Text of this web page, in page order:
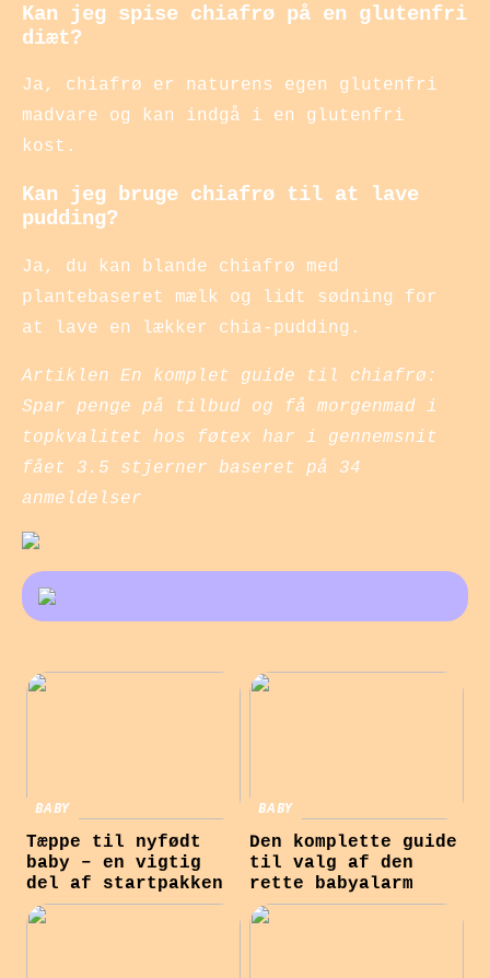
Kan jeg spise chiafrø på en glutenfri
diæt?
Ja, chiafrø er naturens egen glutenfri
madvare og kan indgå i en glutenfri
kost.
Kan jeg bruge chiafrø til at lave
pudding?
Ja, du kan blande chiafrø med
plantebaseret mælk og lidt sødning for
at lave en lækker chia-pudding.
Artiklen En komplet guide til chiafrø:
Spar penge på tilbud og få morgenmad i
topkvalitet hos føtex har i gennemsnit
fået 3.5 stjerner baseret på 34
anmeldelser
BABY
Tæppe til nyfødt
baby – en vigtig
del af startpakken
BABY
Den komplette guide
til valg af den
rette babyalarm